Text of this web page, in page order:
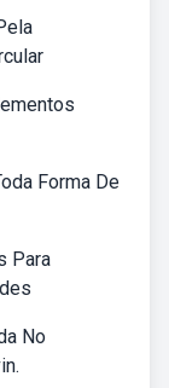
Forma De
Para
No